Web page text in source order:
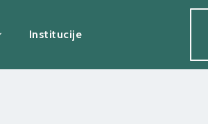
Institucije